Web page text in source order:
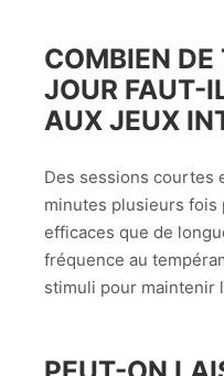
COMBIEN DE
JOUR FAUT-
AUX JEUX
Des sessions courtes
minutes plusieurs fois
efficaces que de
fréquence au
stimuli pour maintenir